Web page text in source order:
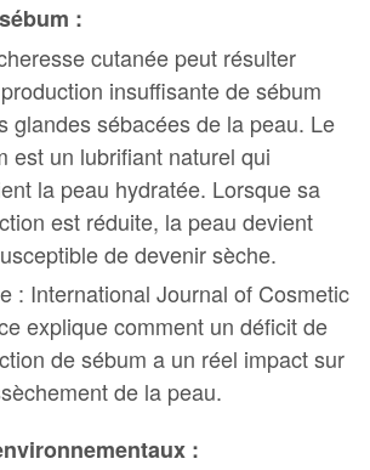
:
cutanée peut résulter
insuffisante de sébum
glandes sébacées de la peau. Le
est un lubrifiant naturel qui
la peau hydratée. Lorsque sa
est réduite, la peau devient
de devenir sèche.
: International Journal of Cosmetic
explique comment un déficit de
de sébum a un réel impact sur
de la peau.
: